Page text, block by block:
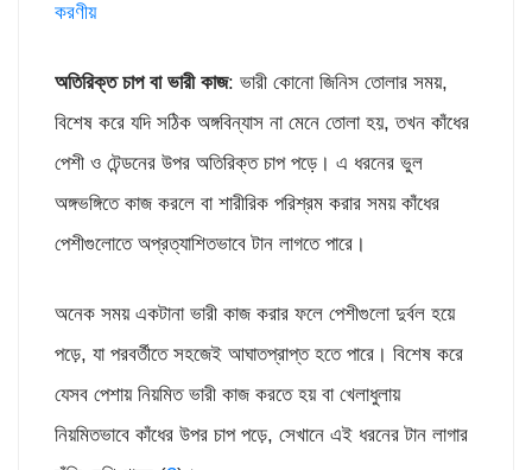
করণীয়
অতিরিক্ত চাপ বা ভারী কাজ: ভারী কোনো জিনিস তোলার সময়,
বিশেষ করে যদি সঠিক অঙ্গবিন্যাস না মেনে তোলা হয়, তখন কাঁধের
পেশী ও টেন্ডনের উপর অতিরিক্ত চাপ পড়ে। এ ধরনের ভুল
অঙ্গভঙ্গিতে কাজ করলে বা শারীরিক পরিশ্রম করার সময় কাঁধের
পেশীগুলোতে অপ্রত্যাশিতভাবে টান লাগতে পারে।
অনেক সময় একটানা ভারী কাজ করার ফলে পেশীগুলো দুর্বল হয়ে
পড়ে, যা পরবর্তীতে সহজেই আঘাতপ্রাপ্ত হতে পারে। বিশেষ করে
যেসব পেশায় নিয়মিত ভারী কাজ করতে হয় বা খেলাধুলায়
নিয়মিতভাবে কাঁধের উপর চাপ পড়ে, সেখানে এই ধরনের টান লাগার